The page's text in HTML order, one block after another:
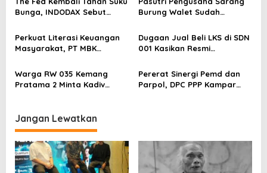
s
Bunga, INDODAX Sebut
Sentimen Pasar
Burung Walet Sudah
Pelapor Desak Polda Jambi
Segera Lakukan Penahanan
Perkuat Literasi Keuangan
Masyarakat, PT MBK
Karpet Masjid di Pakuhaji
Dugaan Jual Beli LKS di SDN
001 Kasikan Resmi
Kampar, Pemred – Pimum
Metroterkini.id Desak Usut
Kasus Ini
Warga RW 035 Kemang
Pratama 2 Minta Kadiv
Metro Bekasi Kota
Pererat Sinergi Pemd dan
Parpol, DPC PPP Kampar
Jangan Lewatkan